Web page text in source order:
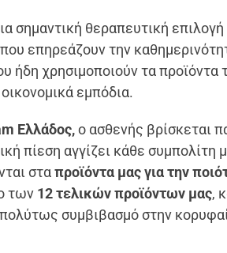
σημαντική θεραπευτική επιλογή
επηρεάζουν την
ήδη χρησιμοποιούν τα προϊόντα
εμπόδια.
Ελλάδος,ο ασθενής βρίσκεται
πίεση αγγίζει κάθε συμπολίτη
σταπροϊόντα μας για την
των 12 τελικών προϊόντων μας,
συμβιβασμό στην